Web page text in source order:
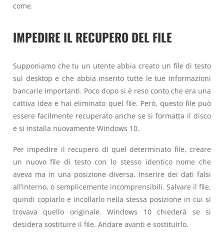
come.
IMPEDIRE IL RECUPERO DEL FILE
Supponiamo che tu un utente abbia creato un file di testo
sul desktop e che abbia inserito tutte le tue informazioni
bancarie importanti. Poco dopo si è reso conto che era una
cattiva idea e hai eliminato quel file. Però, questo file può
essere facilmente recuperato anche se si formatta il disco
e si installa nuovamente Windows 10.
Per impedire il recupero di quel determinato file, creare
un nuovo file di testo con lo stesso identico nome che
aveva ma in una posizione diversa. Inserire dei dati falsi
all’interno, o semplicemente incomprensibili. Salvare il file,
quindi copiarlo e incollarlo nella stessa posizione in cui si
trovava quello originale. Windows 10 chiederà se si
desidera sostituire il file. Andare avanti e sostituirlo.